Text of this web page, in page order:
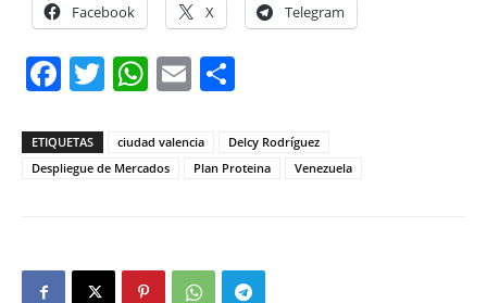
Facebook X Telegram
Facebook
Twitter
WhatsApp
Email
ETIQUETAS ciudad valencia
Delcy Rodríguez
Despliegue de Mercados
Plan Proteina Venezuela